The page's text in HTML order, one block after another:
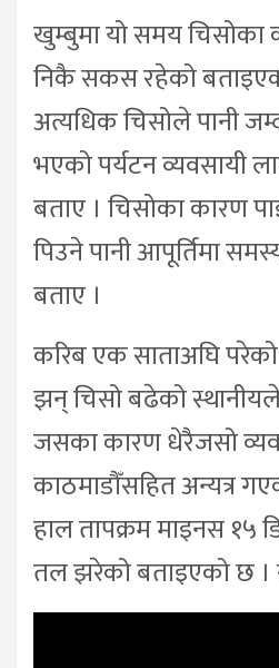
खुम्बुमा यो समय चिसोका
निकै सकस रहेको
अत्यधिक चिसोले पानी
भएको पर्यटन व्यवसायी
बताए । चिसोका कारण
पिउने पानी आपूर्तिमा
बताए ।
करिब एक साताअघि
झन् चिसो बढेको
जसका कारण धेरैजसो
काठमाडौँसहित अन्यत्र
हाल तापक्रम माइनस १५
तल झरेको बताइएको छ ।